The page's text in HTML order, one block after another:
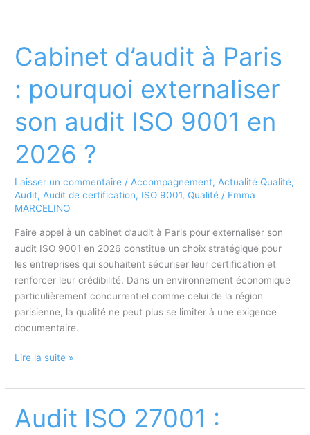
satisfaction
:
résultats
négatifs
peuvent-
compromettre
?
Cabinet d’audit à Paris
: pourquoi externaliser
son audit ISO 9001 en
2026 ?
Laisser un commentaire / Accompagnement, Actualité Qualité,
Audit, Audit de certification, ISO 9001, Qualité / Emma
MARCELINO
Faire appel à un cabinet d’audit à Paris pour externaliser son
audit ISO 9001 en 2026 constitue un choix stratégique pour
les entreprises qui souhaitent sécuriser leur certification et
renforcer leur crédibilité. Dans un environnement économique
particulièrement concurrentiel comme celui de la région
parisienne, la qualité ne peut plus se limiter à une exigence
documentaire.
Cabinet
à
:
Lire la suite »
Audit ISO 27001 :